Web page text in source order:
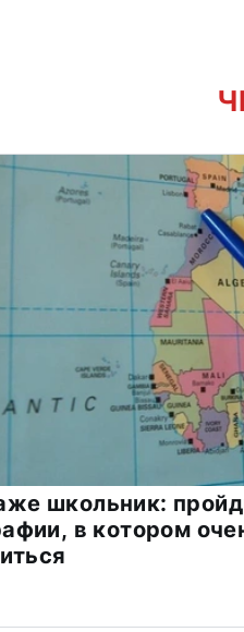
школьник:
в котором